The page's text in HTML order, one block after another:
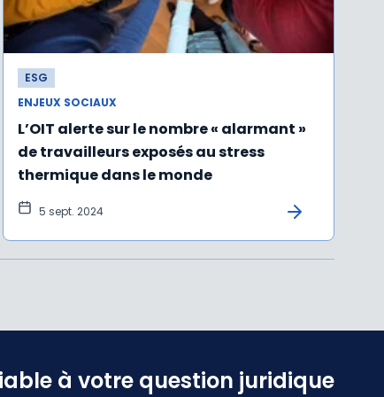
ESG
ENJEUX SOCIAUX
L’OIT alerte sur le nombre « alarmant »
de travailleurs exposés au stress
thermique dans le monde
5 sept. 2024
à votre question juridique